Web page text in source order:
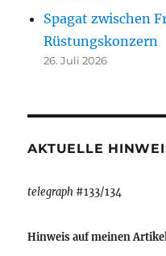
Spagat zwischen
Rüstungskonzern
26. Juli 2026
AKTUELLE
telegraph #133/134
Hinweis auf meinen